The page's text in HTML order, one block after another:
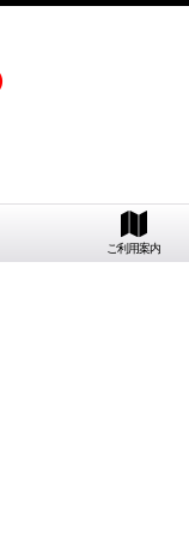
ご利用案内